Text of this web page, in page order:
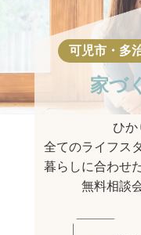
家づ
ひか
全てのライフス
暮らしに合わせ
無料相談